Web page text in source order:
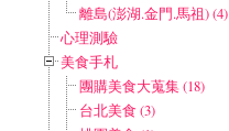
離島(澎湖.金門.馬祖) (4)
心理測驗
美食手札
團購美食大蒐集 (18)
台北美食 (3)